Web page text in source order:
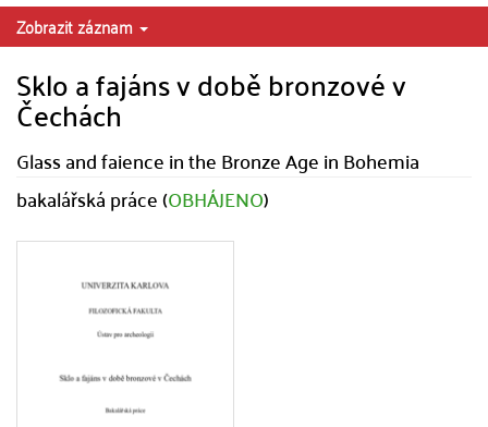
Zobrazit záznam
Sklo a fajáns v době bronzové v
Čechách
Glass and faience in the Bronze Age in Bohemia
bakalářská práce (OBHÁJENO)